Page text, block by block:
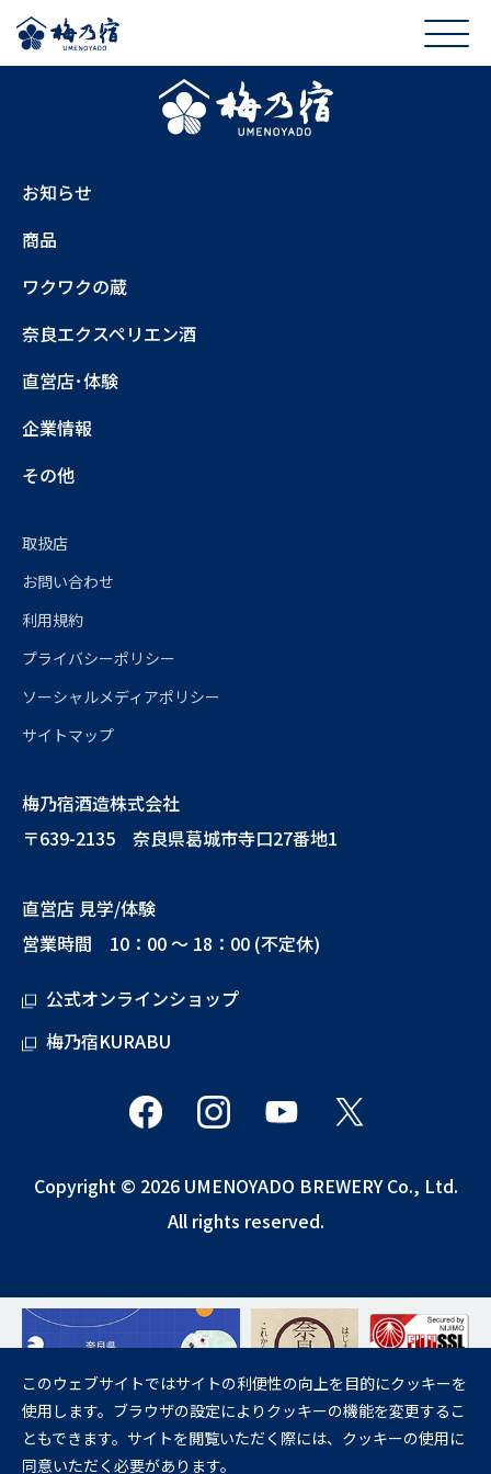
お知らせ
商品
ワクワクの蔵
奈良エクスペリエン酒
直営店･体験
企業情報
その他
取扱店
お問い合わせ
利用規約
プライバシーポリシー
ソーシャルメディアポリシー
サイトマップ
梅乃宿酒造株式会社
〒639-2135 奈良県葛城市寺口27番地1
直営店 見学/体験
営業時間 10：00 ～ 18：00 (不定休)
公式オンラインショップ
梅乃宿KURABU
Copyright © 2026 UMENOYADO BREWERY Co., Ltd.
All rights reserved.
飲酒は20歳になってから。
妊娠中や授乳期の飲酒は、胎児・乳児の発育に悪影響を与えるおそれが
あります。
このウェブサイトではサイトの利便性の向上を目的にクッキーを
使用します。ブラウザの設定によりクッキーの機能を変更するこ
ともできます。サイトを閲覧いただく際には、クッキーの使用に
同意いただく必要があります。